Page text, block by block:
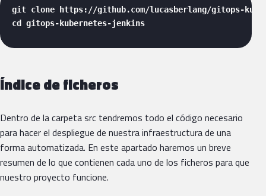
git clone https://github.com/lucasberlang/gitops-
cd gitops-kubernetes-jenkins
Índice de ficheros
Dentro de la carpeta src tendremos todo el código necesario
para hacer el despliegue de nuestra infraestructura de una
forma automatizada. En este apartado haremos un breve
resumen de lo que contienen cada uno de los ficheros para que
nuestro proyecto funcione.